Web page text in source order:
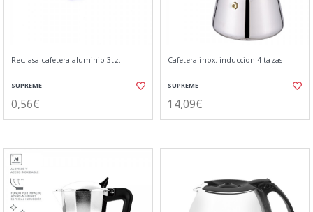
Rec. asa cafetera aluminio 3tz.
SUPREME
0,56€
Cafetera inox. induccion 4 tazas
SUPREME
14,09€